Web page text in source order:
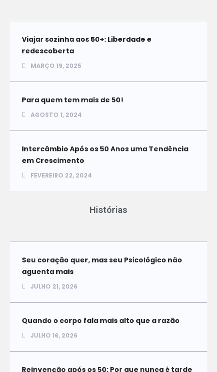
Viajar sozinha aos 50+: Liberdade e
redescoberta
MARÇO 19, 2025
Para quem tem mais de 50!
AGOSTO 1, 2024
Intercâmbio Após os 50 Anos uma Tendência
em Crescimento
FEVEREIRO 22, 2024
Histórias
Seu coração quer, mas seu Psicológico não
aguenta mais
JULHO 21, 2026
Quando o corpo fala mais alto que a razão
JULHO 16, 2026
Reinvenção após os 50: Por que nunca é tarde